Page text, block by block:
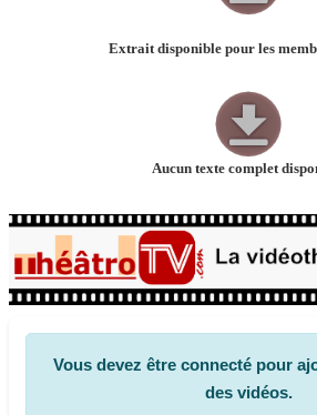
Extrait disponible pour les
Aucun texte complet
Vous devez être connecté pour
des vidéos.